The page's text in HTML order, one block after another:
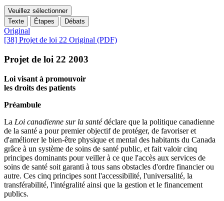
Veuillez sélectionner
Texte
Étapes Débats
Original
[38] Projet de loi 22 Original (PDF)
Projet de loi 22 2003
Loi visant à promouvoir
les droits des patients
Préambule
La Loi canadienne sur la santédéclare que la politique canadienne
de la santé a pour premier objectif de protéger, de favoriser et
d'améliorer le bien-être physique et mental des habitants du Canada
grâce à un système de soins de santé public, et fait valoir cinq
principes dominants pour veiller à ce que l'accès aux services de
soins de santé soit garanti à tous sans obstacles d'ordre financier ou
autre. Ces cinq principes sont l'accessibilité, l'universalité, la
transférabilité, l'intégralité ainsi que la gestion et le financement
publics.